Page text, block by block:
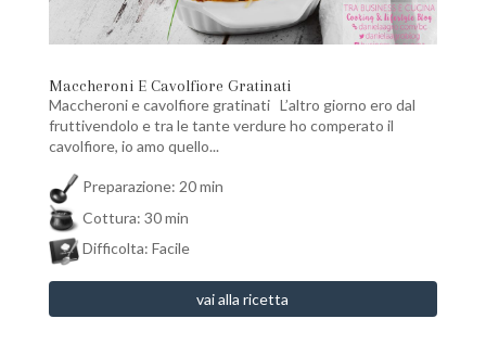
Maccheroni E Cavolfiore Gratinati
Maccheroni e cavolfiore gratinati L’altro giorno ero dal
fruttivendolo e tra le tante verdure ho comperato il
cavolfiore, io amo quello...
Preparazione: 20 min
Cottura: 30 min
Difficolta: Facile
vai alla ricetta